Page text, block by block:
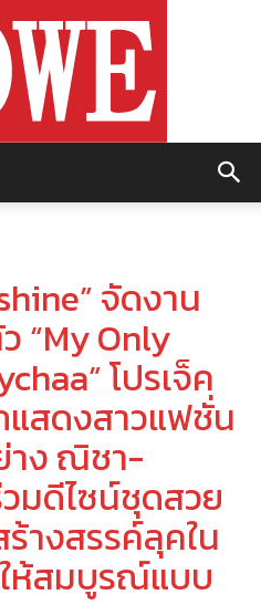
จัดงาน
“My Only
โปรเจ็ค
สดงสาวแฟชั่น
าง ณิชา-
ดีไซน์ชุดสวย
างสรรค์ลุคใน
ห้สมบูรณ์แบบ